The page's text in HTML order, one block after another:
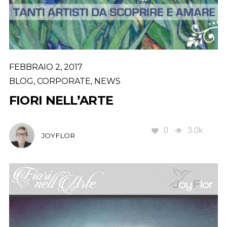
FEBBRAIO 2, 2017
BLOG, CORPORATE, NEWS
FIORI NELL’ARTE
JOYFLOR
0 3.0k